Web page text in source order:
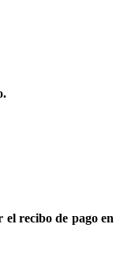
recibo de pago en